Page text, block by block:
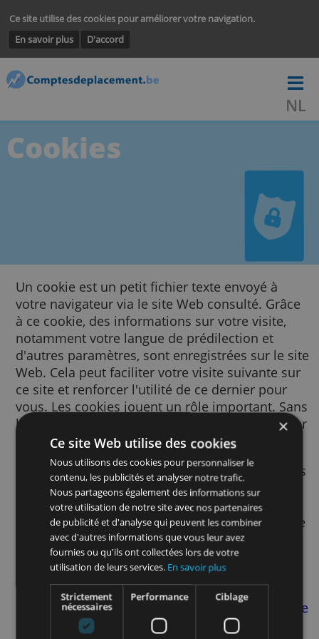
Ce site utilise des cookies pour améliorer votre navigation.
En savoir plus
D'accord
Cookies
Un cookie est un petit fichier texte envoyé à
votre navigateur via le site Web consulté.
à ce cookie, des informations sur votre
notamment votre langue de prédilection et
d'autres paramètres, sont enregistrées sur
Web. Cela peut faciliter votre visite
ce site et renforcer l'utilité de ce dernier
vous. Les cookies jouent un rôle important.
les cookies, l'utilisation du Web pourrait
beaucoup plus frustrante.
Nous utilisons des cookies pour de
finalités. Par exemple, nous y avons recours
pour mémoriser vos paramètres
afin d’améliorer la pertinence des
vous voyez, afin de mesurer le nombre de
visiteurs d’une page, afin de vous aider à
Ce site Web utilise des cookies
Nous utilisons des cookies pour personnaliser le
contenu, les publicités et analyser notre trafic.
Nous partageons également des informations sur
votre utilisation de notre site avec nos partenaires
de publicité et d'analyse qui peuvent les combiner
avec d'autres informations que vous leur avez
fournies ou qu'ils ont collectées lors de votre